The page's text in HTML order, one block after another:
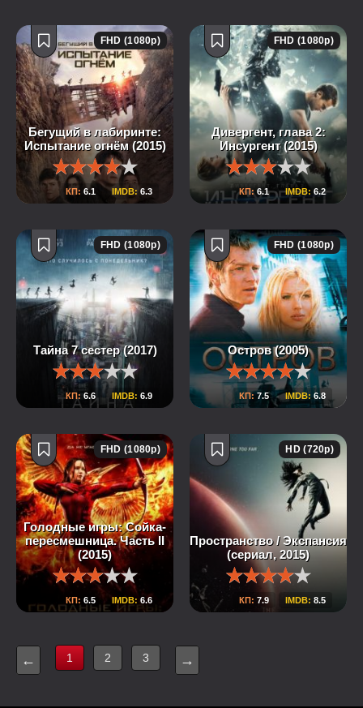
Бегущий в лабиринте:
Испытание огнём (2015)
КП: 6.1 IMDB: 6.3
FHD (1080p)
Дивергент, глава 2:
Инсургент (2015)
КП: 6.1 IMDB: 6.2
FHD (1080p)
Тайна 7 сестер (2017)
КП: 6.6 IMDB: 6.9
FHD (1080p)
Остров (2005)
КП:7.5 IMDB: 6.8
FHD (1080p)
Голодные игры: Сойка-
пересмешница. Часть II
(2015)
КП: 6.5 IMDB: 6.6
FHD (1080p)
Пространство / Экспансия
(сериал, 2015)
КП: 7.9 IMDB: 8.5
HD (720p)
← 1 2 3 →